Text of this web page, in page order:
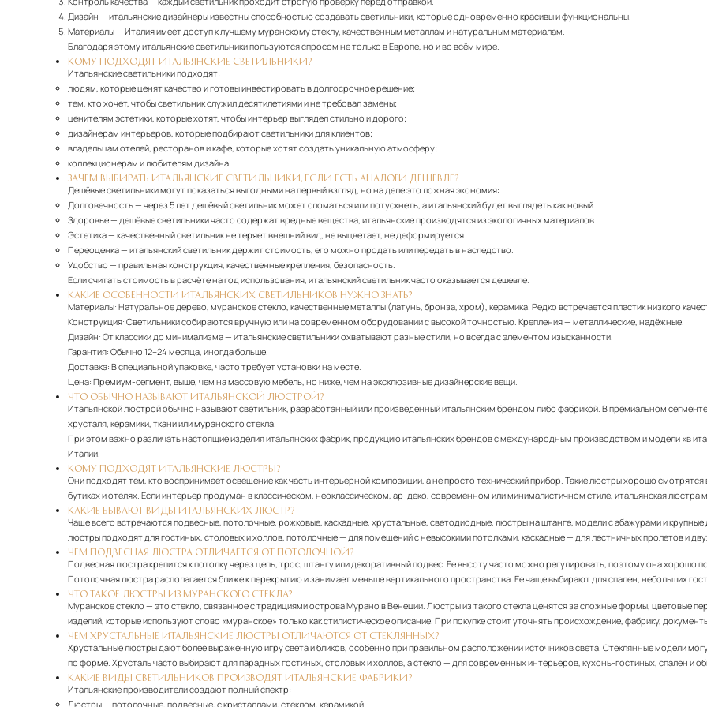
Дизайн — итальянские дизайнеры известны способностью создавать светильники, которые одновременно красивы и функциональны.
Материалы— Италия имеет доступ к лучшему муранскому стеклу, качественным металлам и натуральным материалам.
Благодаря этому итальянские светильники пользуются спросом не только в Европе, но и во всём мире.
КОМУ ПОДХОДЯТ ИТАЛЬЯНСКИЕ СВЕТИЛЬНИКИ?
Итальянские светильники подходят:
людям, которые ценят качество и готовы инвестировать в долгосрочное решение;
тем, кто хочет, чтобы светильник служил десятилетиями и не требовал замены;
ценителям эстетики, которые хотят, чтобы интерьер выглядел стильно и дорого;
дизайнерам интерьеров, которые подбирают светильники для клиентов;
владельцам отелей, ресторанов и кафе, которые хотят создать уникальную атмосферу;
коллекционерам и любителям дизайна.
ЗАЧЕМ ВЫБИРАТЬ ИТАЛЬЯНСКИЕ СВЕТИЛЬНИКИ, ЕСЛИ ЕСТЬ АНАЛОГИ ДЕШЕВЛЕ?
Дешёвые светильники могут показаться выгодными на первый взгляд, но на деле это ложная экономия:
Долговечность— через 5 лет дешёвый светильник может сломаться или потускнеть, а итальянский будет выглядеть как новый.
Здоровье— дешёвые светильники часто содержат вредные вещества, итальянские производятся из экологичных материалов.
Эстетика— качественный светильник не теряет внешний вид, не выцветает, не деформируется.
Переоценка— итальянский светильник держит стоимость, его можно продать или передать в наследство.
Удобство — правильная конструкция, качественные крепления, безопасность.
Если считать стоимость в расчёте на год использования, итальянский светильник часто оказывается дешевле.
КАКИЕ ОСОБЕННОСТИ ИТАЛЬЯНСКИХ СВЕТИЛЬНИКОВ НУЖНО ЗНАТЬ?
Материалы: Натуральное дерево, муранское стекло, качественные металлы (латунь, бронза, хром), керамика. Редко встречается пластик низкого
Конструкция: Светильники собираются вручную или на современном оборудовании с высокой точностью. Крепления — металлические, надёжные.
Дизайн: От классики до минимализма — итальянские светильники охватывают разные стили, но всегда с элементом изысканности.
Гарантия: Обычно 12–24 месяца, иногда больше.
Доставка: В специальной упаковке, часто требует установки на месте.
Цена: Премиум-сегмент, выше, чем на массовую мебель, но ниже, чем на эксклюзивные дизайнерские вещи.
ЧТО ОБЫЧНО НАЗЫВАЮТ ИТАЛЬЯНСКОЙ ЛЮСТРОЙ?
Итальянской люстрой обычно называют светильник, разработанный или произведенный итальянским брендом либо фабрикой. В премиальном
хрусталя, керамики, ткани или муранского стекла.
При этом важно различать настоящие изделия итальянских фабрик, продукцию итальянских брендов с международным производством и модели «в
Италии.
КОМУ ПОДХОДЯТ ИТАЛЬЯНСКИЕ ЛЮСТРЫ?
Они подходят тем, кто воспринимает освещение как часть интерьерной композиции, а не просто технический прибор. Такие люстры хорошо
бутиках и отелях. Если интерьер продуман в классическом, неоклассическом, ар-деко, современном или минималистичном стиле, итальянская
КАКИЕ БЫВАЮТ ВИДЫ ИТАЛЬЯНСКИХ ЛЮСТР?
Чаще всего встречаются подвесные, потолочные, рожковые, каскадные, хрустальные, светодиодные, люстры на штанге, модели с абажурами и
люстры подходят для гостиных, столовых и холлов, потолочные — для помещений с невысокими потолками, каскадные — для лестничных пролетов и
ЧЕМ ПОДВЕСНАЯ ЛЮСТРА ОТЛИЧАЕТСЯ ОТ ПОТОЛОЧНОЙ?
Подвесная люстра крепится к потолку через цепь, трос, штангу или декоративный подвес. Ее высоту часто можно регулировать, поэтому она хорошо
Потолочная люстра располагается ближе к перекрытию и занимает меньше вертикального пространства. Ее чаще выбирают для спален, небольших
ЧТО ТАКОЕ ЛЮСТРЫ ИЗ МУРАНСКОГО СТЕКЛА?
Муранское стекло — это стекло, связанное с традициями острова Мурано в Венеции. Люстры из такого стекла ценятся за сложные формы, цветовые
изделий, которые используют слово «муранское» только как стилистическое описание. При покупке стоит уточнять происхождение, фабрику,
ЧЕМ ХРУСТАЛЬНЫЕ ИТАЛЬЯНСКИЕ ЛЮСТРЫ ОТЛИЧАЮТСЯ ОТ СТЕКЛЯННЫХ?
Хрустальные люстры дают более выраженную игру света и бликов, особенно при правильном расположении источников света. Стеклянные модели
по форме. Хрусталь часто выбирают для парадных гостиных, столовых и холлов, а стекло — для современных интерьеров, кухонь-гостиных, спален и
КАКИЕ ВИДЫ СВЕТИЛЬНИКОВ ПРОИЗВОДЯТ ИТАЛЬЯНСКИЕ ФАБРИКИ?
Итальянские производители создают полный спектр:
Люстры— потолочные, подвесные, с кристаллами, стеклом, керамикой.